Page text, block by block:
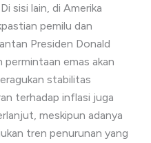
sisi lain, di Amerika
pemilu dan
Presiden Donald
emas akan
stabilitas
terhadap inflasi juga
meskipun adanya
tren penurunan yang